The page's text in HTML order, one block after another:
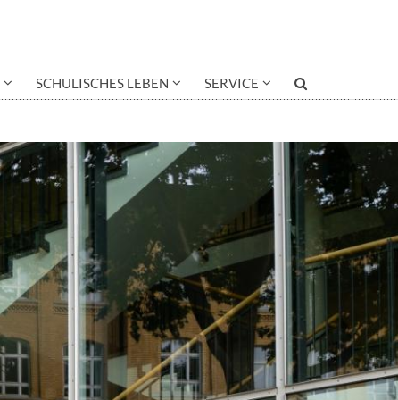
SCHULISCHES LEBEN SERVICE